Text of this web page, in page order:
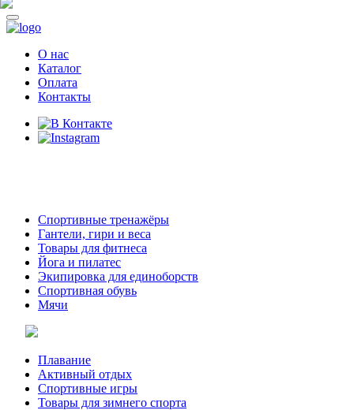
О нас
Каталог
Оплата
Контакты
Спортивные тренажёры
Гантели, гири и веса
Товары для фитнеса
Йога и пилатес
Экипировка для единоборств
Спортивная обувь
Мячи
Плавание
Активный отдых
Спортивные игры
Товары для зимнего спорта